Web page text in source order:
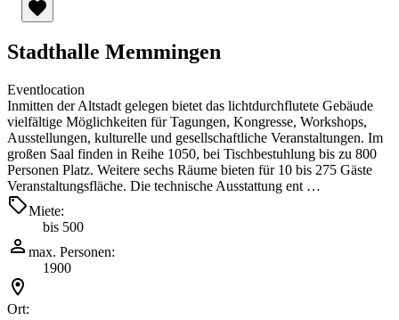
Stadthalle Memmingen
Eventlocation
Inmitten der Altstadt gelegen bietet das lichtdurchflutete Gebäude
vielfältige Möglichkeiten für Tagungen, Kongresse, Workshops,
Ausstellungen, kulturelle und gesellschaftliche Veranstaltungen. Im
großen Saal finden in Reihe 1050, bei Tischbestuhlung bis zu 800
Personen Platz. Weitere sechs Räume bieten für 10 bis 275 Gäste
Veranstaltungsfläche. Die technische Ausstattung ent …
Miete:
bis 500
max. Personen:
1900
Ort: